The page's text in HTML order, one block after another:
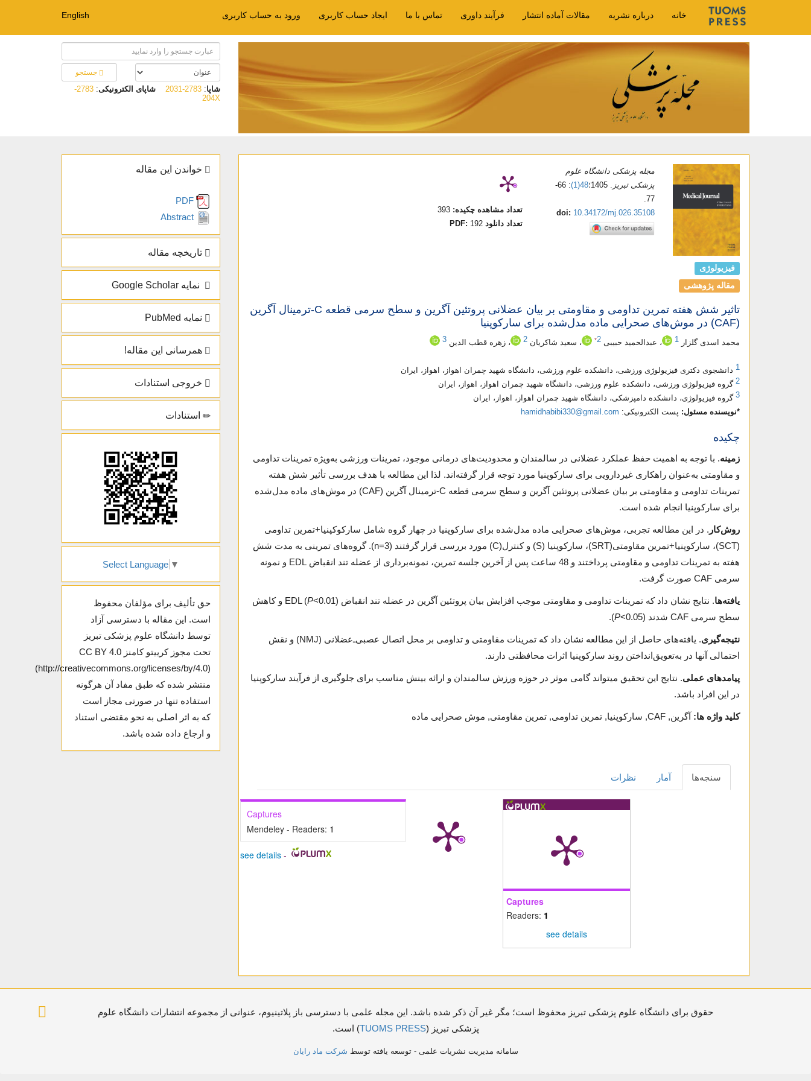
خانه درباره نشریه مقالات آماده انتشار فرآیند داوری تماس با ما ایجاد حساب کاربری ورود به حساب کاربری English
جستجو
شاپا:
2783-2031 شاپای الکترونیکی:
2783-
204X
مجله پزشکی دانشگاه علوم
پزشکی تبریز
48(1)
: 66-
77.
doi: 10.34172/mj.026.35108 تعداد مشاهده چکیده: 393
تعداد دانلود PDF:192
فیزیولوژی
مقاله پژوهشی
تاثیر شش هفته تمرین تداومی و مقاومتی بر بیان عضلانی پروتئین آگرین و سطح سرمی قطعه C-ترمینال آگرین
(CAF) در موش‌های صحرایی ماده مدل‌شده برای سارکوپنیا
محمد اسدی گلزار 1 ، عبدالحمید حبیبی 2
* ، سعید شاکریان 2 ، زهره قطب الدین 3
1 دانشجوی دکتری فیزیولوژی ورزشی، دانشکده علوم ورزشی، دانشگاه شهید چمران اهواز، اهواز، ایران
2 گروه فیزیولوژی ورزشی، دانشکده علوم ورزشی، دانشگاه شهید چمران اهواز، اهواز، ایران
3 گروه فیزیولوژی، دانشکده دامپزشکی، دانشگاه شهید چمران اهواز، اهواز، ایران
*نویسنده مسئول: پست الکترونیکی: hamidhabibi330@gmail.com
چکیده
زمینه. با توجه به اهمیت حفظ عملکرد عضلانی در سالمندان و محدودیت‌های درمانی موجود، تمرینات ورزشی به‌ویژه تمرینات تداومی
و مقاومتی به‌عنوان راهکاری غیر‌دارویی برای سارکوپنیا مورد توجه قرار گرفته‌اند. لذا این مطالعه با هدف بررسی تأثیر شش هفته
تمرینات تداومی و مقاومتی بر بیان عضلانی پروتئین آگرین و سطح سرمی قطعه C-ترمینال آگرین (CAF) در موش‌های ماده مدل‌شده
برای سارکوپنیا انجام شده است.
روش‌کار . در این مطالعه تجربی، موش‌های صحرایی ماده مدل‌شده برای سارکوپنیا در چهار گروه شامل سارکوکپنیا+تمرین تداومی
(SCT)، سارکوپنیا+تمرین مقاومتی(SRT)، سارکوپنیا (S) و کنترل(C) مورد بررسی قرار گرفتند (n=3). گروه‌های تمرینی به مدت شش
هفته به تمرینات تداومی و مقاومتی پرداختند و 48 ساعت پس از آخرین جلسه تمرین، نمونه‌برداری از عضله تند انقباض EDL و نمونه
سرمی CAF صورت گرفت.
یافته‌ها. نتایج نشان داد که تمرینات تداومی و مقاومتی موجب افزایش بیان پروتئین آگرین در عضله تند انقباض EDL ( P
<0.01) و کاهش
سطح سرمی CAF شدند (
P<0.05).
نتیجه‌گیری
. یافته‌های حاصل از این مطالعه نشان داد که تمرینات مقاومتی و تداومی بر محل اتصال عصبی‌ـ‌عضلانی (NMJ) و نقش
احتمالی آنها در به‌تعویق‌انداختن روند سارکوپنیا اثرات محافظتی دارند.
پیامدهای عملی. نتایج این تحقیق می­تواند گامی موثر در حوزه ورزش سالمندان و ارائه بینش مناسب برای جلوگیری از فرآیند سارکوپنیا
در این افراد باشد.
کلید واژه ها: آگرین, CAF, سارکوپنیا, تمرین تداومی, تمرین مقاومتی, موش صحرایی ماده
سنجه‌ها آمار نظرات
Captures
Readers: 1
see details
Captures
Mendeley - Readers: 1
-
see details
خواندن این مقاله
PDF
Abstract
تاریخچه مقاله
نمایه Google Scholar
نمایه PubMed
همرسانی این مقاله!
خروجی استنادات
استنادات
Select Language ▼
حق تألیف برای مؤلفان محفوظ
است. این مقاله با دسترسی آزاد
توسط دانشگاه علوم پزشکی تبریز
تحت مجوز کرییتو کامنز CC BY 4.0
(http://creativecommons.org/licenses/by/4.0)
منتشر شده که طبق مفاد آن هرگونه
استفاده تنها در صورتی مجاز است
که به اثر اصلی به نحو مقتضی استناد
و ارجاع داده شده باشد.
حقوق برای دانشگاه علوم پزشکی تبریز محفوظ است؛ مگر غیر آن ذکر شده باشد. این مجله علمی با دسترسی باز پلاتینیوم، عنوانی از مجموعه انتشارات دانشگاه علوم
پزشکی تبریز (TUOMS PRESS) است.
سامانه مدیریت نشریات علمی - توسعه یافته توسط شرکت ماد رایان